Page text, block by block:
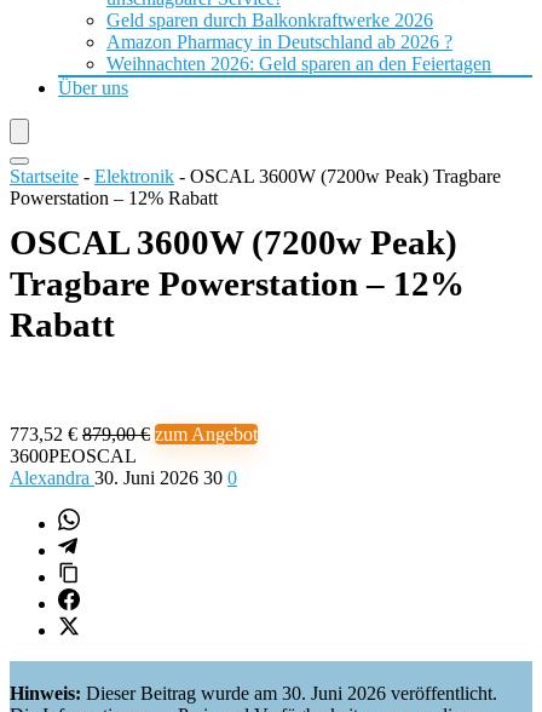
Geld sparen durch Balkonkraftwerke 2026
Amazon Pharmacy in Deutschland ab 2026 ?
Weihnachten 2026: Geld sparen an den Feiertagen
Über uns
Startseite - Elektronik - OSCAL 3600W (7200w Peak) Tragbare
Powerstation – 12% Rabatt
OSCAL 3600W (7200w Peak)
Tragbare Powerstation – 12%
Rabatt
773,52 € 879,00 € zum Angebot
3600PEOSCAL
Alexandra 30. Juni 2026 30 0
Hinweis: Dieser Beitrag wurde am 30. Juni 2026 veröffentlicht.